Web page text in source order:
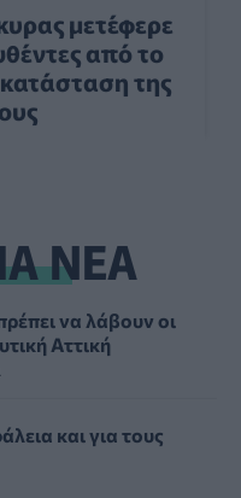
μετέφερε
από το
της
ΝΕΑ
να λάβουν οι
Αττική
και για τους